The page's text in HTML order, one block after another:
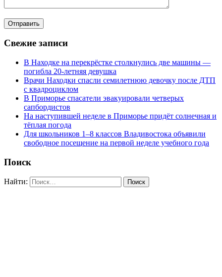
Свежие записи
В Находке на перекрёстке столкнулись две машины —
погибла 20-летняя девушка
Врачи Находки спасли семилетнюю девочку после ДТП
с квадроциклом
В Приморье спасатели эвакуировали четверых
сапбордистов
На наступившей неделе в Приморье придёт солнечная и
тёплая погода
Для школьников 1–8 классов Владивостока объявили
свободное посещение на первой неделе учебного года
Поиск
Найти: